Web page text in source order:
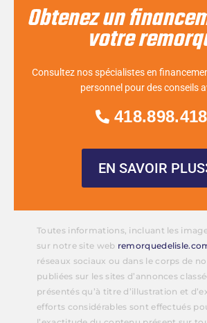
Obtenez un
votre
Consultez nos spécialistes en
personnel pour des conseils
EN SAVOIR PLUS
Toutes informations, incluant les
sur notre site web
réseaux sociaux ou dans le corps de
publiées sur les sites d’annonces
présentés qu’à titre d’illustration et
efforts considérables sont effectués